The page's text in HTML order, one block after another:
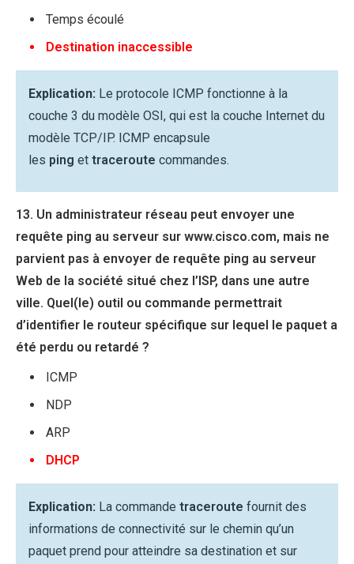
Temps écoulé
Destination inaccessible
Explication: Le protocole ICMP fonctionne à la
couche 3 du modèle OSI, qui est la couche Internet du
modèle TCP/IP. ICMP encapsule
les ping et traceroute commandes.
13. Un administrateur réseau peut envoyer une
requête ping au serveur sur www.cisco.com, mais ne
parvient pas à envoyer de requête ping au serveur
Web de la société situé chez l’ISP, dans une autre
ville. Quel(le) outil ou commande permettrait
d’identifier le routeur spécifique sur lequel le paquet a
été perdu ou retardé ?
ICMP
NDP
ARP
DHCP
Explication: La commande traceroute fournit des
informations de connectivité sur le chemin qu’un
paquet prend pour atteindre sa destination et sur